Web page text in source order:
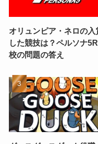
オリュンピア・ネロの入
した競技は？ペルソナ
校の問題の答え